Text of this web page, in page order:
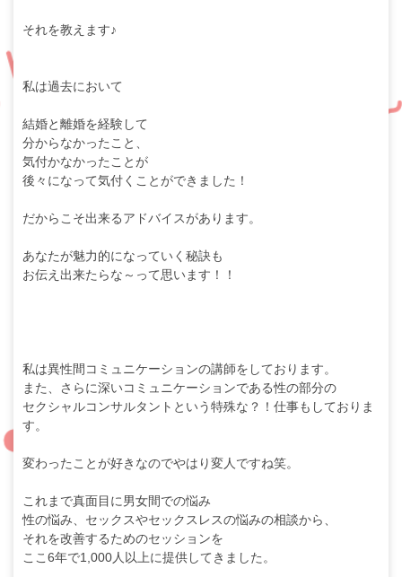
それを教えます♪
私は過去において
結婚と離婚を経験して
分からなかったこと、
気付かなかったことが
後々になって気付くことができました！
だからこそ出来るアドバイスがあります。
あなたが魅力的になっていく秘訣も
お伝え出来たらな～って思います！！
私は異性間コミュニケーションの講師をしております。
また、さらに深いコミュニケーションである性の部分の
セクシャルコンサルタントという特殊な？！仕事もしておりま
す。
変わったことが好きなのでやはり変人ですね笑。
これまで真面目に男女間での悩み
性の悩み、セックスやセックスレスの悩みの相談から、
それを改善するためのセッションを
ここ6年で1,000人以上に提供してきました。